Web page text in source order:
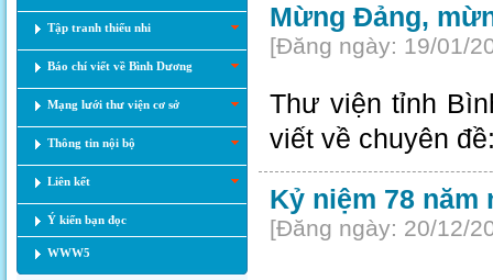
Tập tranh thiếu nhi
Báo chí viết về Bình Dương
Mạng lưới thư viện cơ sở
Thông tin nội bộ
Liên kết
Ý kiến bạn đọc
WWW5
Mừng Đảng,
[Đăng ngày: 19/01/
Thư viện tỉnh
viết về chuyên
Kỷ niệm 78 năm
[Đăng ngày: 20/12/